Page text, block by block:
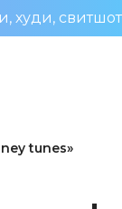
худи,
tunes»